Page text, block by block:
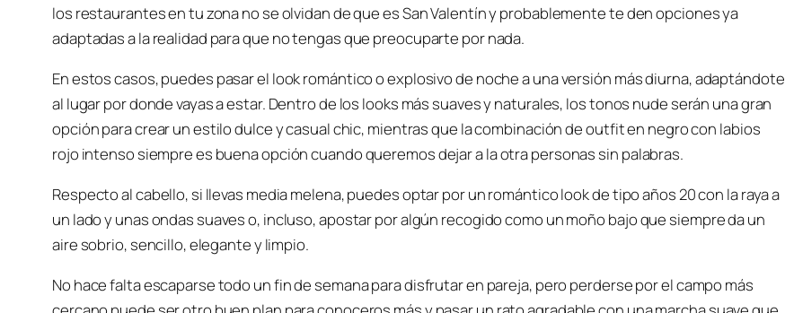
los restaurantes en tu zona no se olvidan de que es San Valentín y probablemente te den opciones ya
adaptadas a la realidad para que no tengas que preocuparte por nada.
En estos casos, puedes pasar el look romántico o explosivo de noche a una versión más diurna, adaptándote
al lugar por donde vayas a estar. Dentro de los looks más suaves y naturales, los tonos nude serán una gran
opción para crear un estilo dulce y casual chic, mientras que la combinación de outfit en negro con labios
rojo intenso siempre es buena opción cuando queremos dejar a la otra personas sin palabras.
Respecto al cabello, si llevas media melena, puedes optar por un romántico look de tipo años 20 con la raya a
un lado y unas ondas suaves o, incluso, apostar por algún recogido como un moño bajo que siempre da un
aire sobrio, sencillo, elegante y limpio.
No hace falta escaparse todo un fin de semana para disfrutar en pareja, pero perderse por el campo más